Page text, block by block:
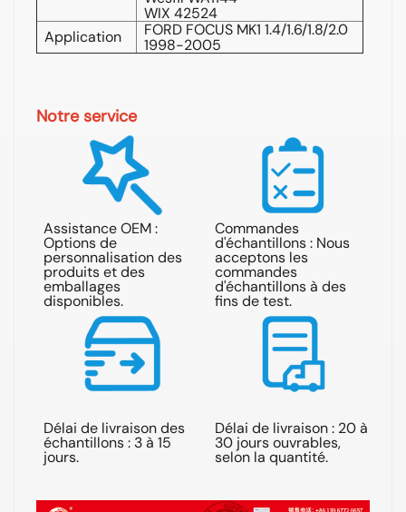
WIX 42524
Application
FORD FOCUS MK1 1.4/1.6/1.8/2.0
1998-2005
Notre service
Assistance OEM :
Options de
personnalisation des
produits et des
emballages
disponibles.
Commandes
d'échantillons : Nous
acceptons les
commandes
d'échantillons à des
fins de test.
Délai de livraison des
échantillons : 3 à 15
jours.
Délai de livraison : 20 à
30 jours ouvrables,
selon la quantité.